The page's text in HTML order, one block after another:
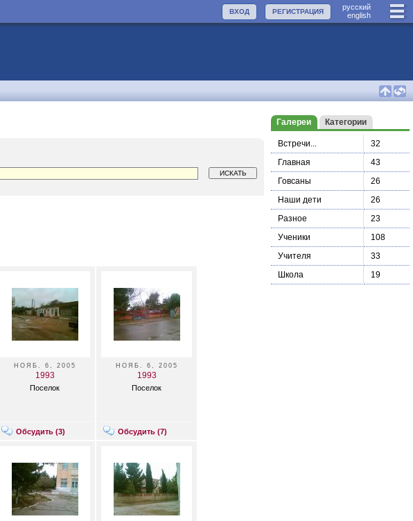
руccкий
english
РЕГИСТРАЦИЯ
ВХОД
Галереи Категории
Встречи...
32
Главная
43
Говсаны
26
Наши дети
26
Разное
23
Ученики
108
Учителя
33
Школа
19
НОЯБ. 6, 2005
1993
Поселок
Обсудить (3)
НОЯБ. 6, 2005
1993
Поселок
Обсудить (7)